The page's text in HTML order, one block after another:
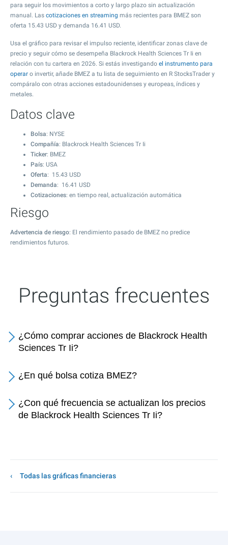
para seguir los movimientos a corto y largo plazo sin actualización
manual. Las cotizaciones en streaming más recientes para BMEZ son
oferta 15.43 USD y demanda 16.41 USD.
Usa el gráfico para revisar el impulso reciente, identificar zonas clave de
precio y seguir cómo se desempeña Blackrock Health Sciences Tr Ii en
relación con tu cartera en 2026. Si estás investigando el instrumento para
operar o invertir, añade BMEZ a tu lista de seguimiento en R StocksTrader y
compáralo con otras acciones estadounidenses y europeas, índices y
metales.
Datos clave
Bolsa: NYSE
Compañía: Blackrock Health Sciences Tr Ii
Ticker: BMEZ
País: USA
Oferta: 15.43 USD
Demanda: 16.41 USD
Cotizaciones: en tiempo real, actualización automática
Riesgo
Advertencia de riesgo: El rendimiento pasado de BMEZ no predice
rendimientos futuros.
Preguntas frecuentes
¿Cómo comprar acciones de Blackrock Health
Sciences Tr Ii?
¿En qué bolsa cotiza BMEZ?
¿Con qué frecuencia se actualizan los precios
de Blackrock Health Sciences Tr Ii?
Todas las gráficas financieras